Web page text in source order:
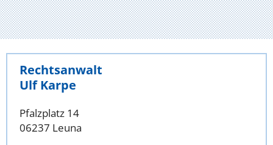
Rechtsanwalt
Ulf Karpe
Pfalzplatz 14
06237 Leuna